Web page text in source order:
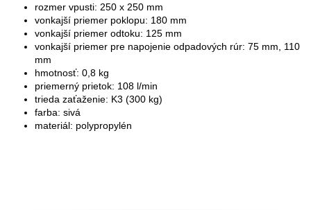
rozmer vpusti: 250 x 250 mm
vonkajší priemer poklopu: 180 mm
vonkajší priemer odtoku: 125 mm
vonkajší priemer pre napojenie odpadových rúr: 75 mm, 110
mm
hmotnosť: 0,8 kg
priemerný prietok: 108 l/min
trieda zaťaženie: K3 (300 kg)
farba: sivá
materiál: polypropylén